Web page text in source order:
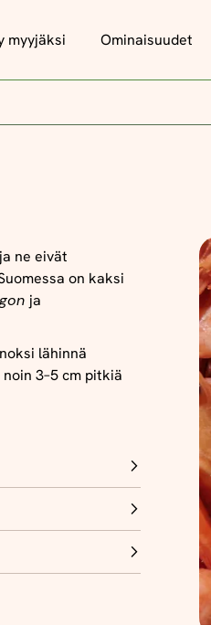
myyjäksi Ominaisuudet
ne eivät
on kaksi
ja
lähinnä
3–5 cm pitkiä